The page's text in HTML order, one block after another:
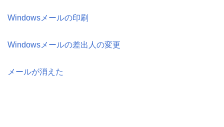
Windowsメールの印刷
Windowsメールの差出人の変更
メールが消えた